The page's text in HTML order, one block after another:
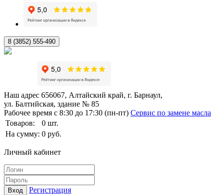
8 (3852) 555-490
Наш адрес 656067, Алтайский край, г. Барнаул,
ул. Балтийская, здание № 85
Рабочее время с 8:30 до 17:30 (пн-пт) Сервис по замене масла
Товаров:
0 шт.
На сумму: 0 руб.
Личный кабинет
Вход
Регистрация